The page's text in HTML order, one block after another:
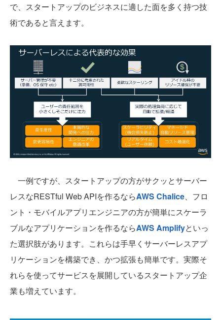
で、スタートアップのビジネスに適した面を多く持つ技
術であると言えます。
一例ですが、スタートアップの方がサクッとサーバー
レスなRESTful Web APIを作るならAWS Chalice、フロ
ント・モバイルアプリエンジニアの方が簡単にスケーラ
ブルなアプリケーションを作るならAWS Amplifyといっ
た選択肢があります。これらは手早くサーバーレスアプ
リケーションを構築でき、かつ拡張も簡単です。実際そ
れらを使ってサービスを展開しているスタートアップ企
業も増えています。